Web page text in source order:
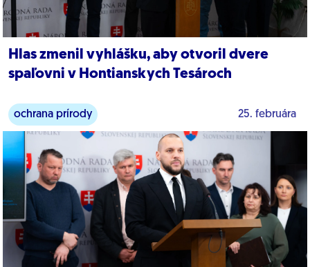
Hlas zmenil vyhlášku, aby otvoril dvere
spaľovni v Hontianskych Tesároch
ochrana prírody 25. februára